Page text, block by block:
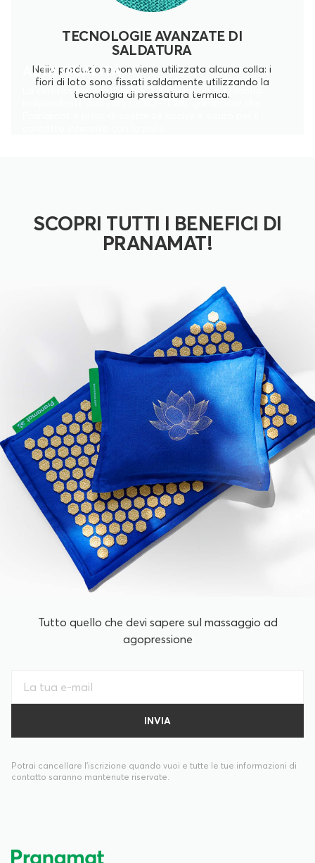
TECNOLOGIE AVANZATE DI
SALDATURA
Nella produzione non viene utilizzata alcuna colla: i
fiori di loto sono fissati saldamente utilizzando la
tecnologia di pressatura termica.
ALTA QUALITÀ
La certificazione STANDARD 100, rilasciata in modo
indipendente dall'ente OEKO-TEX®, garantisce che
SCOPRI TUTTI I BENEFICI DI
PRANAMAT!
Tutto quello che devi sapere sul massaggio ad
agopressione
Potrai cancellare l’iscrizione quando vuoi e tutte le tue informazioni di
contatto saranno mantenute riservate.